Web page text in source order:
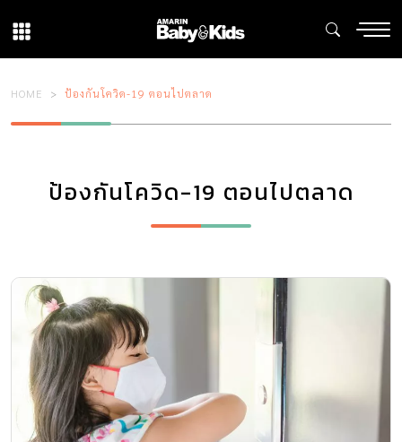
HOME ป้องกันโควิด-19 ตอนไปตลาด
ป้องกันโควิด-19 ตอนไปตลาด